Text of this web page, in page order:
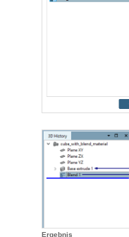
Ergebnis